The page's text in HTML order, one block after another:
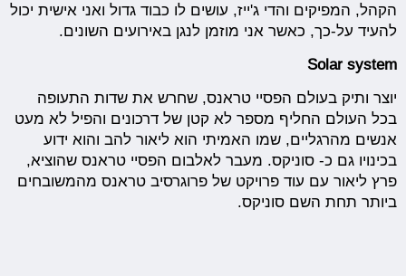
הקהל, המפיקים והדי ג'ייז, עושים לו כבוד גדול ואני אישית יכול
להעיד על-כך, כאשר אני מוזמן לנגן באירועים השונים.
Solar system
יוצר ותיק בעולם הפסיי טראנס, שחרש את שדות התעופה
בכל העולם החליף מספר לא קטן של דרכונים והפיל לא מעט
אנשים מהרגליים, שמו האמיתי הוא ליאור להב והוא ידוע
בכינויו גם כ- סוניקס. מעבר לאלבום הפסיי טראנס שהוציא,
פרץ ליאור עם עוד פרויקט של פרוגרסיב טראנס מהמשובחים
ביותר תחת השם סוניקס.